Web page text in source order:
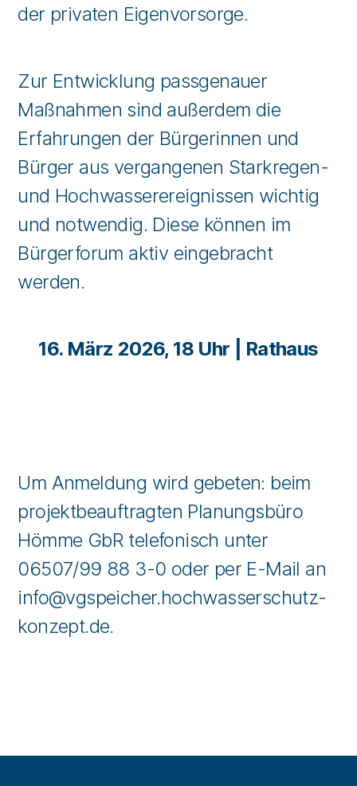
der privaten Eigenvorsorge.
Zur Entwicklung passgenauer
Maßnahmen sind außerdem die
Erfahrungen der Bürgerinnen und
Bürger aus vergangenen Starkregen-
und Hochwasserereignissen wichtig
und notwendig. Diese können im
Bürgerforum aktiv eingebracht
werden.
16. März 2026, 18 Uhr | Rathaus
Um Anmeldung wird gebeten: beim
projektbeauftragten Planungsbüro
Hömme GbR telefonisch unter
06507/99 88 3-0 oder per E-Mail an
info@vgspeicher.hochwasserschutz-
konzept.de.